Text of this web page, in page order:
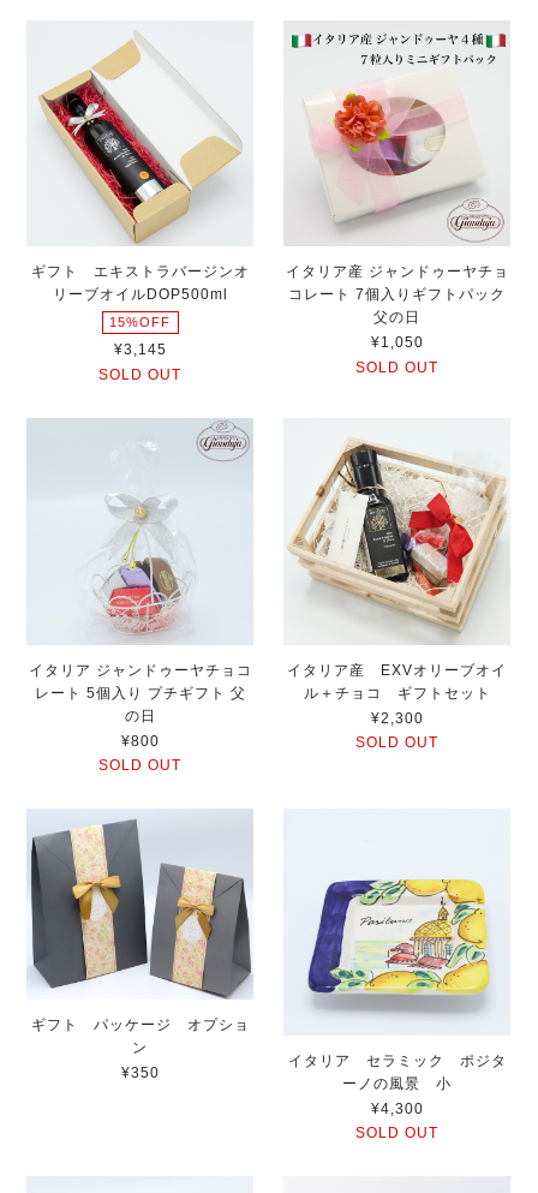
ギフト エキストラバージンオ
リーブオイルDOP500ml
15%OFF
¥3,145
SOLD OUT
イタリア産 ジャンドゥーヤチョ
コレート 7個入りギフトパック
父の日
¥1,050
SOLD OUT
イタリア ジャンドゥーヤチョコ
レート 5個入り プチギフト 父
の日
¥800
SOLD OUT
イタリア産 EXVオリーブオイ
ル＋チョコ ギフトセット
¥2,300
SOLD OUT
ギフト パッケージ オプショ
ン
¥350
イタリア セラミック ポジタ
ーノの風景 小
¥4,300
SOLD OUT